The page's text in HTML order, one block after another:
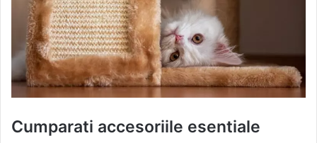
Cumparati accesoriile esentiale